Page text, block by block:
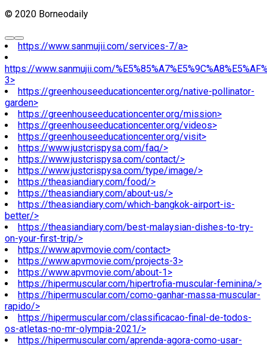
© 2020 Borneodaily
https://www.sanmujii.com/services-7/a>
https://www.sanmujii.com/
3>
https://greenhouseeducationcenter.org/native-pollinator-
garden>
https://greenhouseeducationcenter.org/mission>
https://greenhouseeducationcenter.org/videos>
https://greenhouseeducationcenter.org/visit>
https://www.justcrispysa.com/faq/>
https://www.justcrispysa.com/contact/>
https://www.justcrispysa.com/type/image/>
https://theasiandiary.com/food/>
https://theasiandiary.com/about-us/>
https://theasiandiary.com/which-bangkok-airport-is-
better/>
https://theasiandiary.com/best-malaysian-dishes-to-try-
on-your-first-trip/>
https://www.apvmovie.com/contact>
https://www.apvmovie.com/projects-3>
https://www.apvmovie.com/about-1>
https://hipermuscular.com/hipertrofia-muscular-feminina/>
https://hipermuscular.com/como-ganhar-massa-muscular-
rapido/>
https://hipermuscular.com/classificacao-final-de-todos-
os-atletas-no-mr-olympia-2021/>
https://hipermuscular.com/aprenda-agora-como-usar-